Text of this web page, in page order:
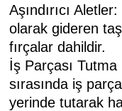
Aşındırıcı
olarak gideren
fırçalar dahildir.
İş Parçası
sırasında iş
yerinde tutarak